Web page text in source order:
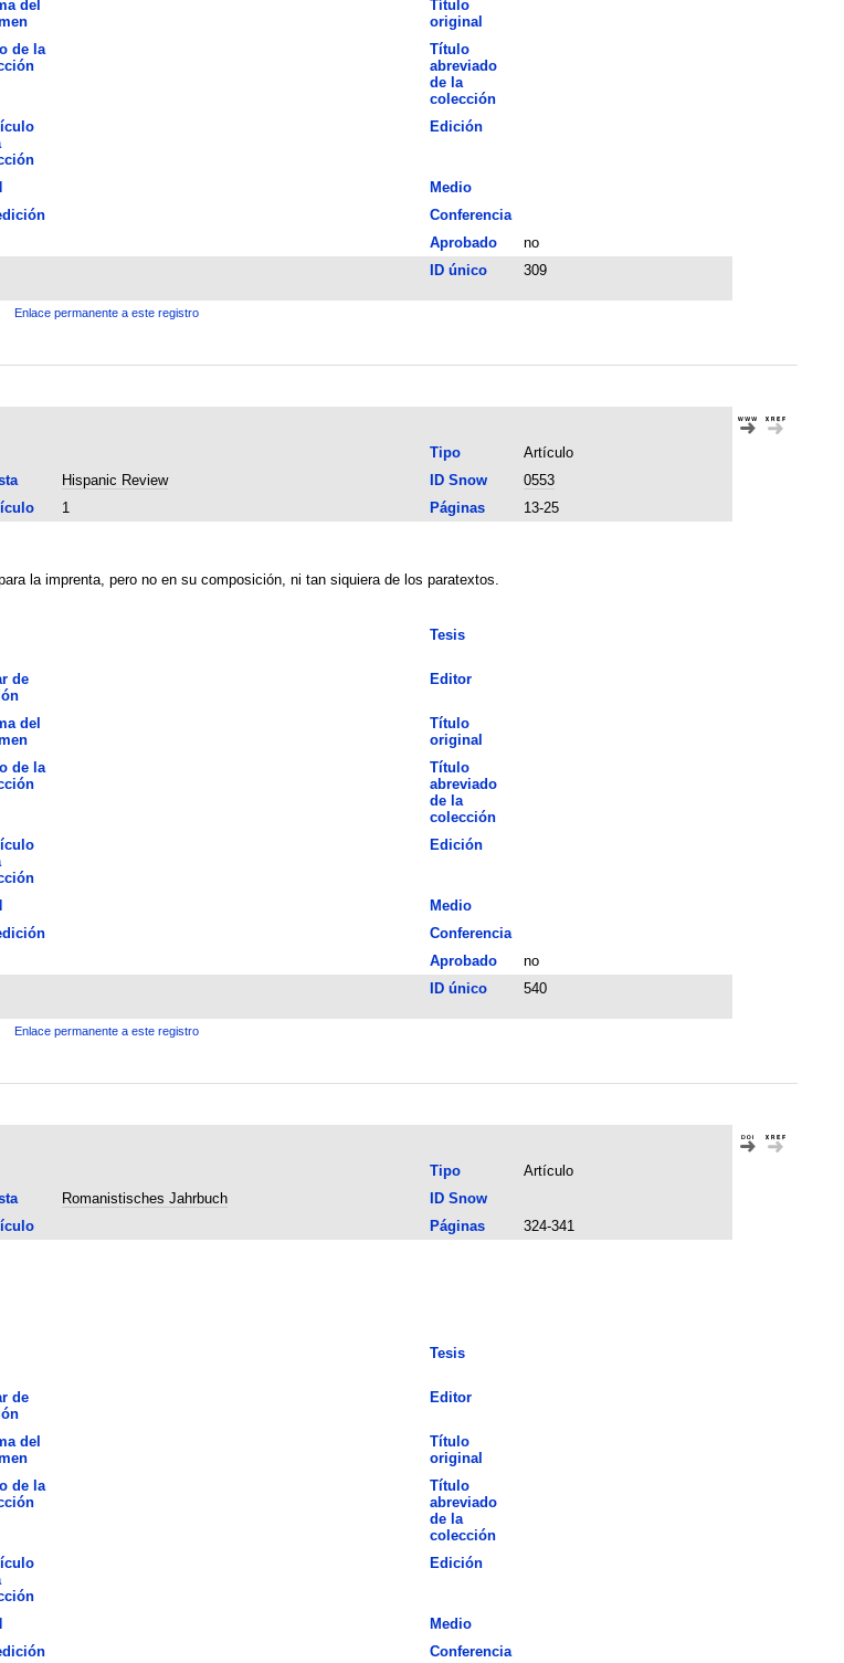
del
Título
original
de la
Título
abreviado
de la
colección
Edición
Medio
Conferencia
Aprobado
no
ID único 309
Enlace permanente a este registro
Tipo
Artículo
Hispanic Review ID Snow
0553
1 Páginas
13-25
la imprenta, pero no en su composición, ni tan siquiera de los paratextos.
Tesis
de
Editor
del
Título
original
de la
Título
abreviado
de la
colección
Edición
Medio
Conferencia
Aprobado
no
ID único 540
Enlace permanente a este registro
Tipo
Artículo
Romanistisches Jahrbuch
ID Snow
Páginas
324-341
Tesis
de
Editor
del
Título
original
de la
Título
abreviado
de la
colección
Edición
Medio
Conferencia